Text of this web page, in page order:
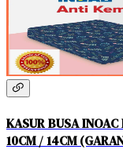
KASUR BUSA
10CM / 14CM